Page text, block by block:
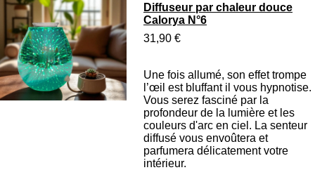
Diffuseur par chaleur douce
Calorya N°6
31,90 €
Une fois allumé, son effet trompe
l’œil est bluffant il vous hypnotise.
Vous serez fasciné par la
profondeur de la lumière et les
couleurs d'arc en ciel. La senteur
diffusé vous envoûtera et
parfumera délicatement votre
intérieur.